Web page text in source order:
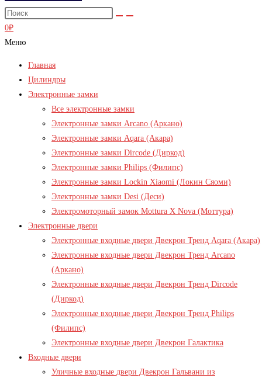
0₽
Меню
Главная
Цилиндры
Электронные замки
Все электронные замки
Электронные замки Arcano (Аркано)
Электронные замки Aqara (Акара)
Электронные замки Dircode (Диркод)
Электронные замки Philips (Филипс)
Электронные замки Lockin Xiaomi (Локин Сяоми)
Электронные замки Desi (Деси)
Электромоторный замок Mottura X Nova (Моттура)
Электронные двери
Электронные входные двери Двекрон Тренд Aqara (Акара)
Электронные входные двери Двекрон Тренд Arcano
(Аркано)
Электронные входные двери Двекрон Тренд Dircode
(Диркод)
Электронные входные двери Двекрон Тренд Philips
(Филипс)
Электронные входные двери Двекрон Галактика
Входные двери
Уличные входные двери Двекрон Гальвани из